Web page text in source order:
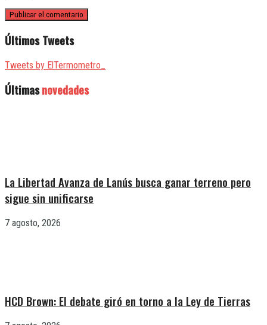
Últimos Tweets
Tweets by ElTermometro_
Últimasnovedades
La Libertad Avanza de Lanús busca ganar terreno pero
sigue sin unificarse
7 agosto, 2026
HCD Brown: El debate giró en torno a la Ley de Tierras